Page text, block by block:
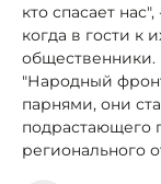
кто спасает
когда в гости к
общественники.
"Народный
парнями, они
подрастающего
регионального